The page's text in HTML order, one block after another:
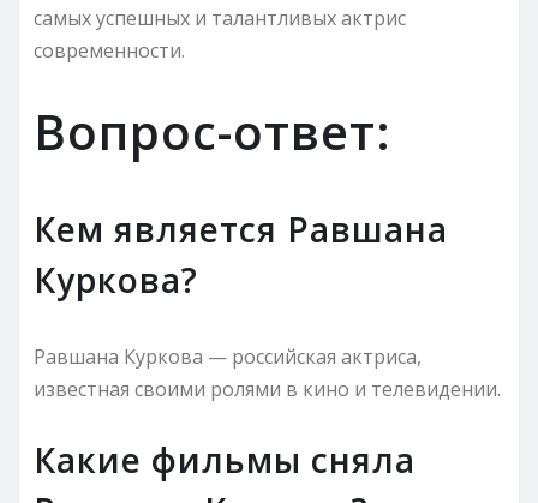
самых успешных и талантливых актрис
современности.
Вопрос-ответ:
Кем является Равшана
Куркова?
Равшана Куркова — российская актриса,
известная своими ролями в кино и телевидении.
Какие фильмы сняла